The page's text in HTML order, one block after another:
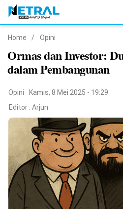
Nasional
Pemerintahan
Politik
Hukrim
Pendidikan
Peristiwa
Olahraga
Home / Opini
Ormas dan Investor:
dalam Pembangunan
Opini
Kamis, 8 Mei 2025 - 19:29
Editor : Arjun